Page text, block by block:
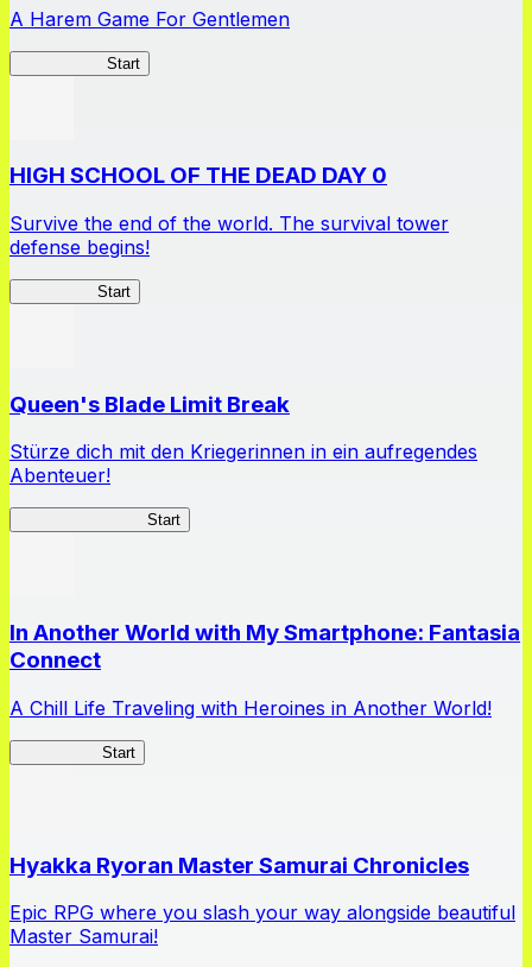
A Harem Game For Gentlemen
Start
HIGH SCHOOL OF THE DEAD DAY 0
Survive the end of the world. The survival tower
defense begins!
Start
Queen's Blade Limit Break
Stürze dich mit den Kriegerinnen in ein aufregendes
Abenteuer!
Start
In Another World with My Smartphone: Fantasia
Connect
A Chill Life Traveling with Heroines in Another World!
Start
Hyakka Ryoran Master Samurai Chronicles
Epic RPG where you slash your way alongside beautiful
Master Samurai!